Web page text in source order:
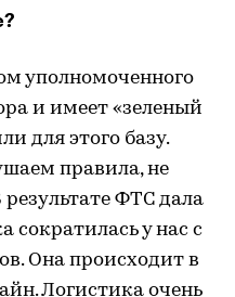
уполномоченного
и имеет «зеленый
для этого базу.
правила, не
ФТС дала
сократилась у нас с
Она происходит в
Логистика очень